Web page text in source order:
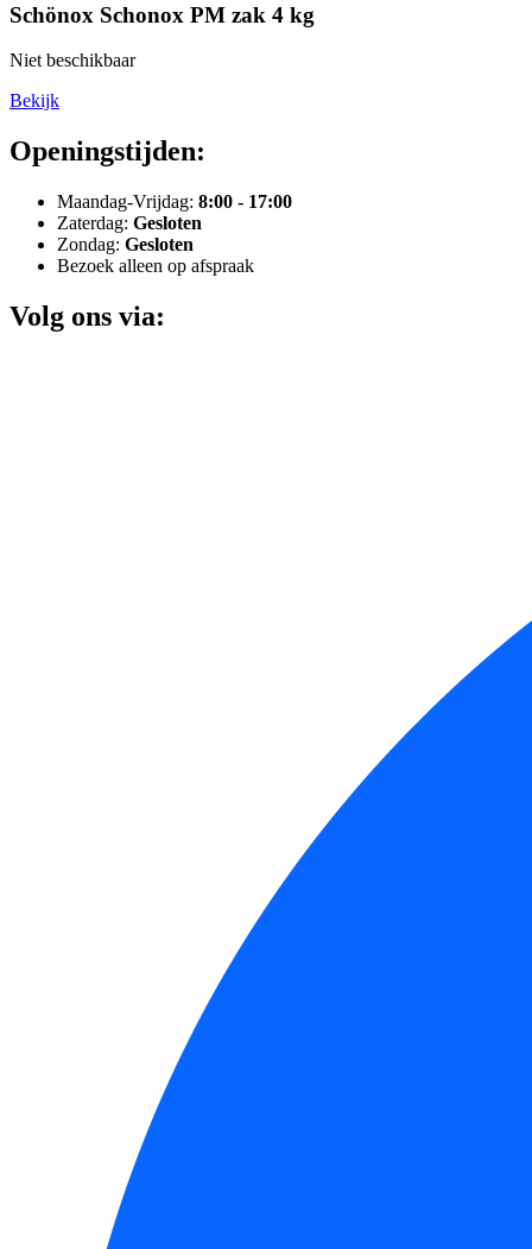
Schönox Schonox PM zak 4 kg
Niet beschikbaar
Bekijk
Openingstijden:
Maandag-Vrijdag: 8:00 - 17:00
Zaterdag: Gesloten
Zondag: Gesloten
Bezoek alleen op afspraak
Volg ons via: